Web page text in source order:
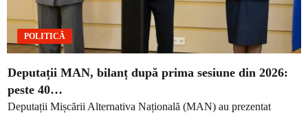
POLITICĂ
Deputații MAN, bilanț după prima sesiune din 2026:
peste 40…
Deputații Mișcării Alternativa Națională (MAN) au prezentat